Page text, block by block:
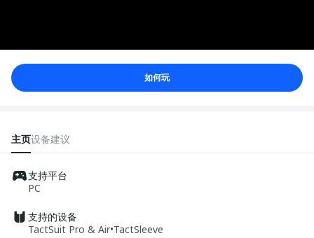
如何玩
主页设备建议
支持平台
PC
支持的设备
TactSuit Pro & Air•TactSleeve